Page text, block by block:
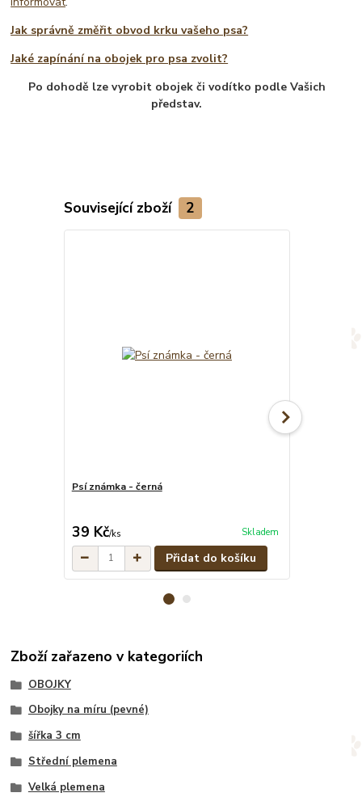
Jak správně změřit obvod krku vašeho psa?
Jaké zapínání na obojek pro psa zvolit?
Po dohodě lze vyrobit obojek či vodítko podle Vašich
představ.
Související zboží 2
Psí známka - černá
39 Kč/ks Skladem
Přidat do košíku
Zboží zařazeno v kategoriích
OBOJKY
Obojky na míru (pevné)
šířka 3 cm
Střední plemena
Velká plemena